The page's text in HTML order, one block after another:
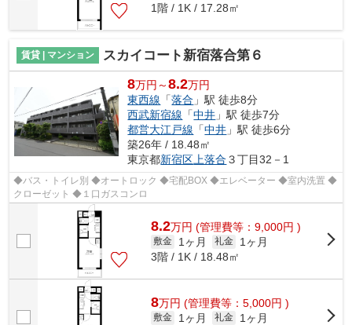
1階 / 1K / 17.28㎡
賃貸 | マンション スカイコート新宿落合第６
8万円～8.2万円
東西線 「落合 」駅 徒歩8分
西武新宿線 「中井 」駅 徒歩7分
都営大江戸線 「中井 」駅 徒歩6分
築26年 / 18.48㎡
東京都新宿区 上落合 ３丁目32－1
◆バス・トイレ別 ◆オートロック ◆宅配BOX ◆エレベーター ◆室内洗置 ◆
クローゼット ◆１口ガスコンロ
8.2万円 (管理費等：9,000円 )
敷金 1ヶ月 礼金
1ヶ月
3階 / 1K / 18.48㎡
8万円 (管理費等：5,000円 )
敷金 1ヶ月 礼金
1ヶ月